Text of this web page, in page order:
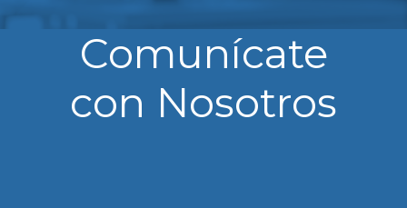
Comunícate
con Nosotros